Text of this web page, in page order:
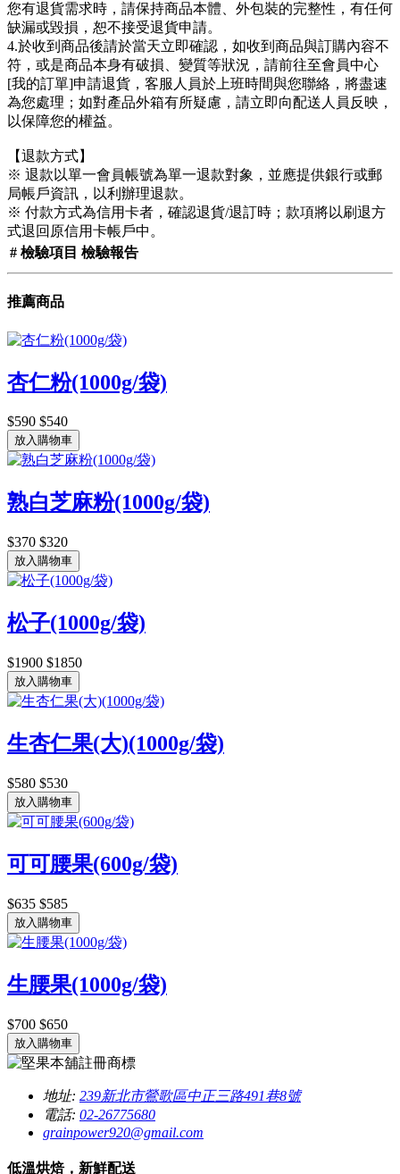
您有退貨需求時，請保持商品本體、外包裝的完整性，有任何
缺漏或毀損，恕不接受退貨申請。
4.於收到商品後請於當天立即確認，如收到商品與訂購內容不
符，或是商品本身有破損、變質等狀況，請前往至會員中心
[我的訂單]申請退貨，客服人員於上班時間與您聯絡，將盡速
為您處理；如對產品外箱有所疑慮，請立即向配送人員反映，
以保障您的權益。
【退款方式】
※ 退款以單一會員帳號為單一退款對象，並應提供銀行或郵
局帳戶資訊，以利辦理退款。
※ 付款方式為信用卡者，確認退貨/退訂時；款項將以刷退方
式退回原信用卡帳戶中。
# 檢驗項目 檢驗報告
推薦商品
杏仁粉(1000g/袋)
$590 $540
放入購物車
熟白芝麻粉(1000g/袋)
$370 $320
放入購物車
松子(1000g/袋)
$1900 $1850
放入購物車
生杏仁果(大)(1000g/袋)
$580 $530
放入購物車
可可腰果(600g/袋)
$635 $585
放入購物車
生腰果(1000g/袋)
$700 $650
放入購物車
地址: 239新北市鶯歌區中正三路491巷8號
電話: 02-26775680
grainpower920@gmail.com
低溫烘焙，新鮮配送